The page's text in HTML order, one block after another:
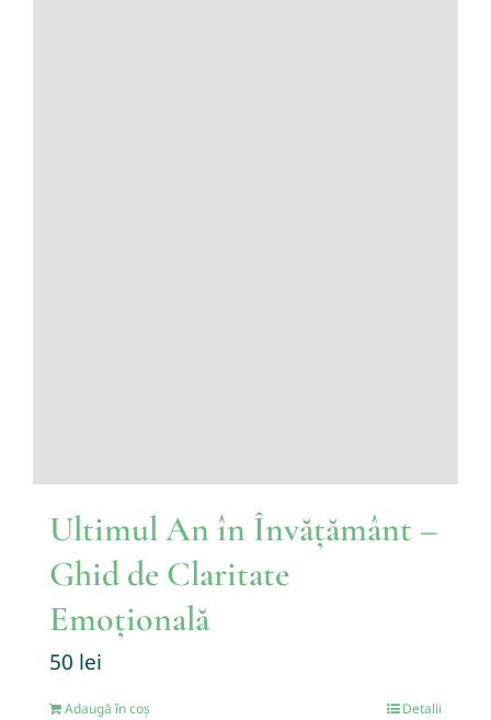
Ultimul An în Învățământ –
Ghid de Claritate
Emoțională
50 lei
Adaugă în coș Detalii